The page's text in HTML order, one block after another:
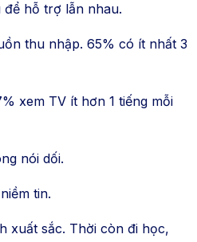
hỗ trợ lẫn nhau.
thu nhập. 65% có ít nhất 3
xem TV ít hơn 1 tiếng mỗi
nói dối.
tin.
xuất sắc. Thời còn đi học,